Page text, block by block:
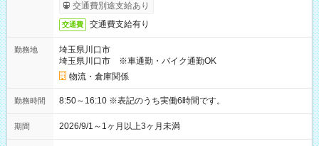
交通費別途支給あり
交通費 交通費支給有り
勤務地
埼玉県川口市
埼玉県川口市 ※車通勤・バイク通勤OK
物流・倉庫関係
勤務時間 8:50～16:10 ※表記のうち実働6時間です。
期間 2026/9/1～1ヶ月以上3ヶ月未満